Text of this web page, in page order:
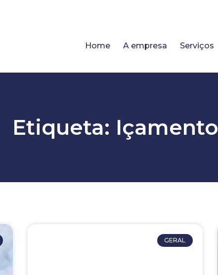
Home A empresa Serviços
Etiqueta: Içamento
GERAL